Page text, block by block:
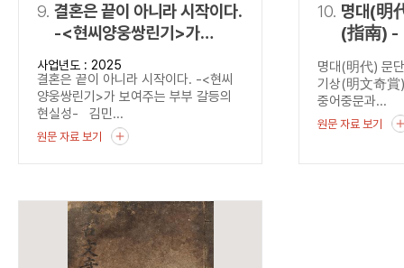
9. 결혼은 끝이 아니라 시작이다.
-<현씨양웅쌍린기>가
보여주는 부부 갈등의
현실성-
사업년도 : 2025
결혼은 끝이 아니라 시작이다. -<현씨
양웅쌍린기>가 보여주는 부부 갈등의
현실성- 김민...
원문 자료 보기
10. 명대(明
(指南) - 『명문기상
명대(明代) 문
기상(明文奇賞
중어중문과...
원문 자료 보기